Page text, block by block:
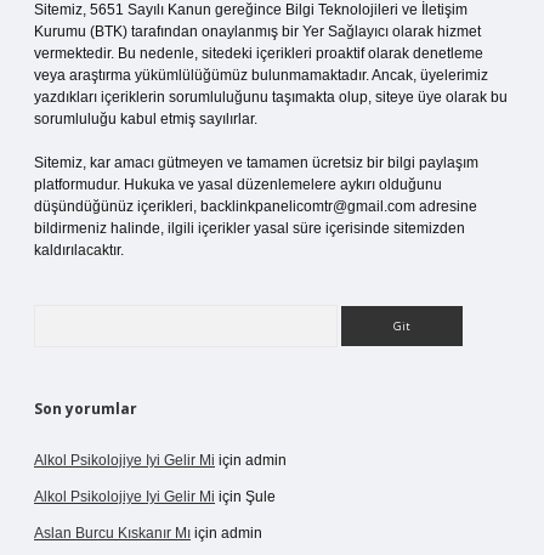
Sitemiz, 5651 Sayılı Kanun gereğince Bilgi Teknolojileri ve İletişim
Kurumu (BTK) tarafından onaylanmış bir Yer Sağlayıcı olarak hizmet
vermektedir. Bu nedenle, sitedeki içerikleri proaktif olarak denetleme
veya araştırma yükümlülüğümüz bulunmamaktadır. Ancak, üyelerimiz
yazdıkları içeriklerin sorumluluğunu taşımakta olup, siteye üye olarak bu
sorumluluğu kabul etmiş sayılırlar.
Sitemiz, kar amacı gütmeyen ve tamamen ücretsiz bir bilgi paylaşım
platformudur. Hukuka ve yasal düzenlemelere aykırı olduğunu
düşündüğünüz içerikleri, backlinkpanelicomtr@gmail.com adresine
bildirmeniz halinde, ilgili içerikler yasal süre içerisinde sitemizden
kaldırılacaktır.
Son yorumlar
Alkol Psikolojiye Iyi Gelir Mi için admin
Alkol Psikolojiye Iyi Gelir Mi için Şule
Aslan Burcu Kıskanır Mı için admin